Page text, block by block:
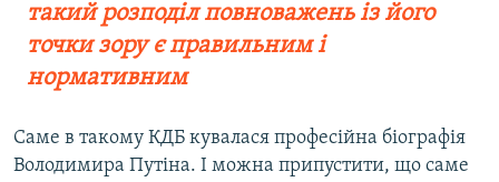
такий розподіл повноважень із його
точки зору є правильним і
нормативним
Саме в такому КДБ кувалася професійна біографія
Володимира Путіна. І можна припустити, що саме